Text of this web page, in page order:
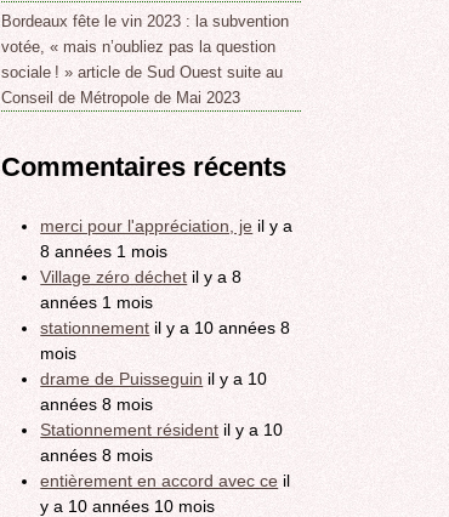
Bordeaux fête le vin 2023 : la subvention
votée, « mais n’oubliez pas la question
sociale ! » article de Sud Ouest suite au
Conseil de Métropole de Mai 2023
Commentaires récents
merci pour l'appréciation, je il y a
8 années 1 mois
Village zéro déchet il y a 8
années 1 mois
stationnement il y a 10 années 8
mois
drame de Puisseguin il y a 10
années 8 mois
Stationnement résident il y a 10
années 8 mois
entièrement en accord avec ce il
y a 10 années 10 mois